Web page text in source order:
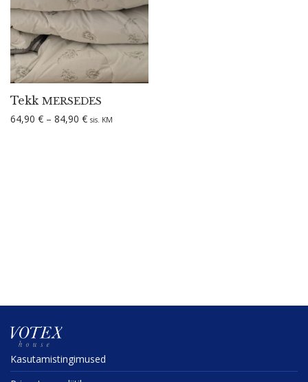
Tekk MERSEDES
64,90 € – 84,90 €Hinnavahemik: 64,90 € kuni 84,90 €
sis. KM
Kasuta­mis­tin­gi­mused